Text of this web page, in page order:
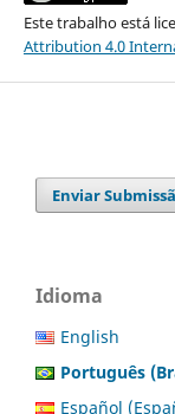
Este trabalho está
Attribution 4.0
Enviar
Idioma
English
Português
Español